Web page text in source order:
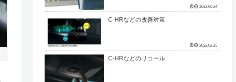
2022.06.24
C-HRなどの改善対策
2022.02.25
C-HRなどのリコール